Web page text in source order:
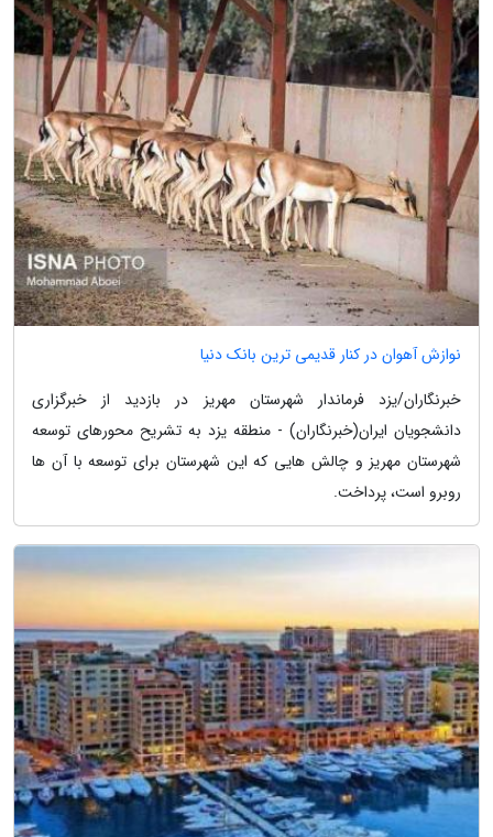
نوازش آهوان در کنار قدیمی ترین بانک دنیا
خبرنگاران/یزد فرماندار شهرستان مهریز در بازدید از خبرگزاری
دانشجویان ایران(خبرنگاران) - منطقه یزد به تشریح محورهای توسعه
شهرستان مهریز و چالش هایی که این شهرستان برای توسعه با آن ها
روبرو است، پرداخت.